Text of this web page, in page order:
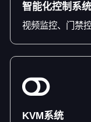
智能化控制系统
视频监控、门禁
KVM系统